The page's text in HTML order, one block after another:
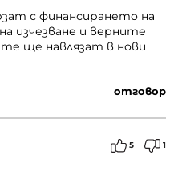
с финансирането на
изчезване и верните
ще навлязат в нови
отговор
5 1